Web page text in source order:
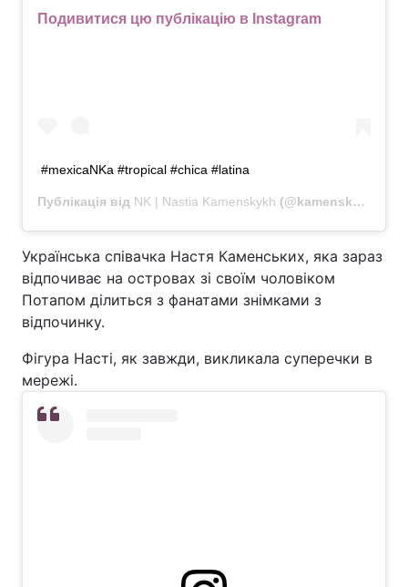
Подивитися цю публікацію в Instagram
#mexicaNKa #tropical #chica #latina
Публікація від NK | Nastia Kamenskykh (@kamenskux)
Українська співачка Настя Каменських, яка зараз
відпочиває на островах зі своїм чоловіком
Потапом ділиться з фанатами знімками з
відпочинку.
Фігура Насті, як завжди, викликала суперечки в
мережі.